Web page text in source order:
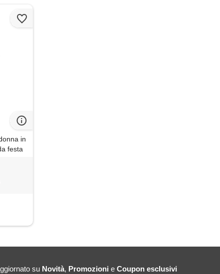
in
festa
su Novità, Promozioni e Coupon esclusivi